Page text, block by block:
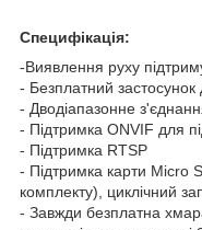
Специфікація:
-Виявлення руху
- Безплатний
- Дводіапазонне
- Підтримка ONVIF для
- Підтримка RTSP
- Підтримка карти Micro
комплекту), циклічний
- Завжди безплатна